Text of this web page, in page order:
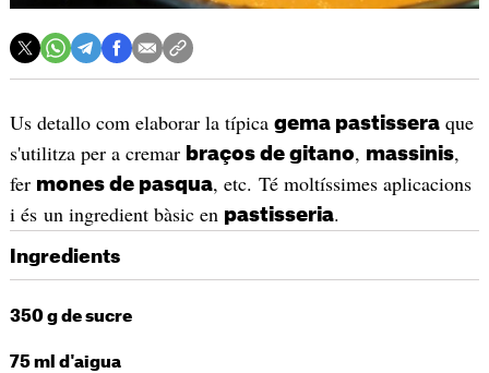
Us detallo com elaborar la típica gema pastisseraque
s'utilitza per a cremar braços de gitano, massinis,
fer mones de pasqua, etc. Té moltíssimes aplicacions
i és un ingredient bàsic en pastisseria.
Ingredients
350 g de sucre
75 ml d'aigua